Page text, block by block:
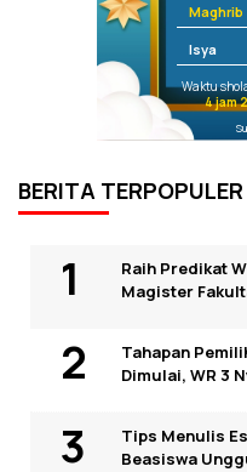
Maghrib
Isya
Waktu
4 jam
BERITA TERPOPULER
Raih Predikat
Magister
Tahapan
Dimulai, WR 3
Tips Menulis
Beasiswa